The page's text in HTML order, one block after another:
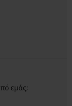
εμάς;